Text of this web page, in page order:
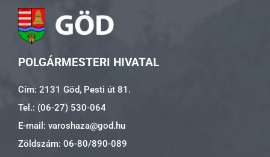
POLGÁRMESTERI HIVATAL
Cím: 2131 Göd, Pesti út 81.
Tel.: (06-27) 530-064
E-mail: varoshaza@god.hu
Zöldszám: 06-80/890-089